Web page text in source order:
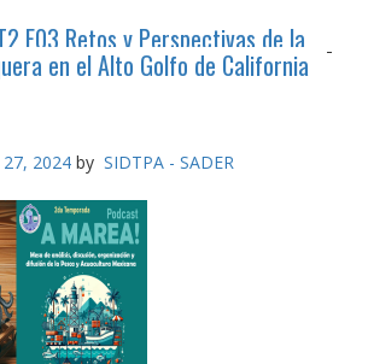
E03 Retos y Perspectivas de la
en el Alto Golfo de California
2024 by SIDTPA - SADER